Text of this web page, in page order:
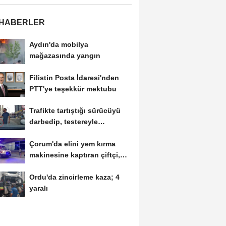
Aydın'da mobilya
mağazasında yangın
Filistin Posta İdaresi'nden
PTT'ye teşekkür mektubu
Trafikte tartıştığı sürücüyü
darbedip, testereyle
Çorum'da elini yem kırma
makinesine kaptıran çiftçi,
Ordu'da zincirleme kaza; 4
yaralı